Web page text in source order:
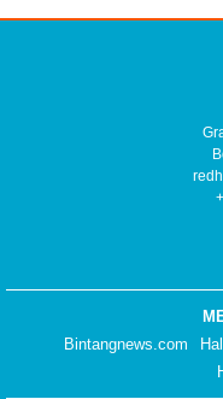
Bintangnews.com